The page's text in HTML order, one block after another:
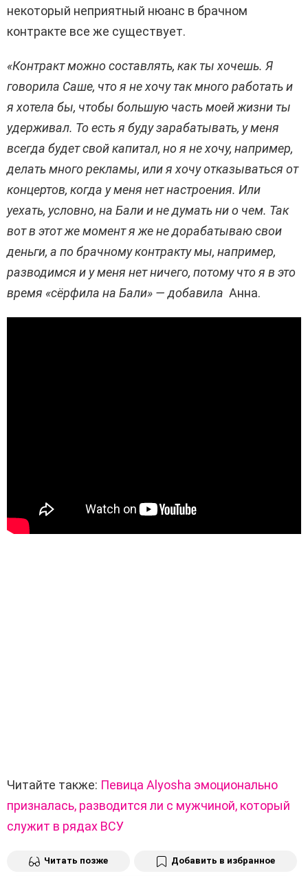
некоторый неприятный нюанс в брачном
контракте все же существует.
«Контракт можно составлять, как ты хочешь. Я
говорила Саше, что я не хочу так много работать и
я хотела бы, чтобы большую часть моей жизни ты
удерживал. То есть я буду зарабатывать, у меня
всегда будет свой капитал, но я не хочу, например,
делать много рекламы, или я хочу отказываться от
концертов, когда у меня нет настроения. Или
уехать, условно, на Бали и не думать ни о чем. Так
вот в этот же момент я же не дорабатываю свои
деньги, а по брачному контракту мы, например,
разводимся и у меня нет ничего, потому что я в это
время «сёрфила на Бали» — добавила Анна.
Читайте также: Певица Alyosha эмоционально
призналась, разводится ли с мужчиной, который
служит в рядах ВСУ
Читать позже Добавить в избранное